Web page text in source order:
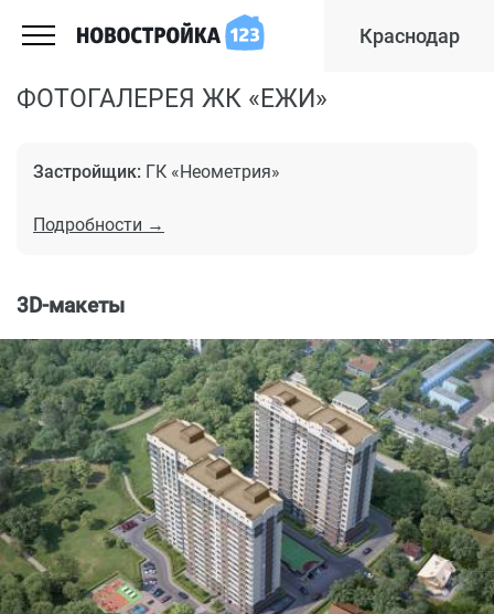
Краснодар
ФОТОГАЛЕРЕЯ ЖК «ЕЖИ»
Застройщик: ГК «Неометрия»
Подробности →
3D-макеты